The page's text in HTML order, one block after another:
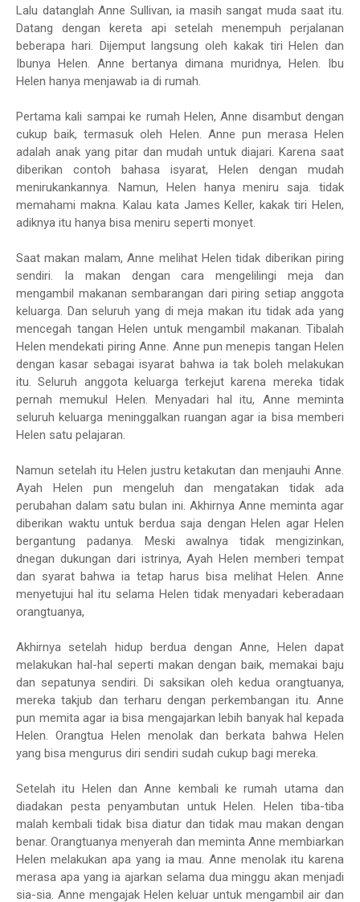
Lalu datanglah Anne Sullivan, ia masih sangat muda saat itu.
Datang dengan kereta api setelah menempuh perjalanan
beberapa hari. Dijemput langsung oleh kakak tiri Helen dan
Ibunya Helen. Anne bertanya dimana muridnya, Helen. Ibu
Helen hanya menjawab ia di rumah.
Pertama kali sampai ke rumah Helen, Anne disambut dengan
cukup baik, termasuk oleh Helen. Anne pun merasa Helen
adalah anak yang pitar dan mudah untuk diajari. Karena saat
diberikan contoh bahasa isyarat, Helen dengan mudah
menirukankannya. Namun, Helen hanya meniru saja. tidak
memahami makna. Kalau kata James Keller, kakak tiri Helen,
adiknya itu hanya bisa meniru seperti monyet.
Saat makan malam, Anne melihat Helen tidak diberikan piring
sendiri. Ia makan dengan cara mengelilingi meja dan
mengambil makanan sembarangan dari piring setiap anggota
keluarga. Dan seluruh yang di meja makan itu tidak ada yang
mencegah tangan Helen untuk mengambil makanan. Tibalah
Helen mendekati piring Anne. Anne pun menepis tangan Helen
dengan kasar sebagai isyarat bahwa ia tak boleh melakukan
itu. Seluruh anggota keluarga terkejut karena mereka tidak
pernah memukul Helen. Menyadari hal itu, Anne meminta
seluruh keluarga meninggalkan ruangan agar ia bisa memberi
Helen satu pelajaran.
Namun setelah itu Helen justru ketakutan dan menjauhi Anne.
Ayah Helen pun mengeluh dan mengatakan tidak ada
perubahan dalam satu bulan ini. Akhirnya Anne meminta agar
diberikan waktu untuk berdua saja dengan Helen agar Helen
bergantung padanya. Meski awalnya tidak mengizinkan,
dnegan dukungan dari istrinya, Ayah Helen memberi tempat
dan syarat bahwa ia tetap harus bisa melihat Helen. Anne
menyetujui hal itu selama Helen tidak menyadari keberadaan
orangtuanya,
Akhirnya setelah hidup berdua dengan Anne, Helen dapat
melakukan hal-hal seperti makan dengan baik, memakai baju
dan sepatunya sendiri. Di saksikan oleh kedua orangtuanya,
mereka takjub dan terharu dengan perkembangan itu. Anne
pun memita agar ia bisa mengajarkan lebih banyak hal kepada
Helen. Orangtua Helen menolak dan berkata bahwa Helen
yang bisa mengurus diri sendiri sudah cukup bagi mereka.
Setelah itu Helen dan Anne kembali ke rumah utama dan
diadakan pesta penyambutan untuk Helen. Helen tiba-tiba
malah kembali tidak bisa diatur dan tidak mau makan dengan
benar. Orangtuanya menyerah dan meminta Anne membiarkan
Helen melakukan apa yang ia mau. Anne menolak itu karena
merasa apa yang ia ajarkan selama dua minggu akan menjadi
sia-sia. Anne mengajak Helen keluar untuk mengambil air dan